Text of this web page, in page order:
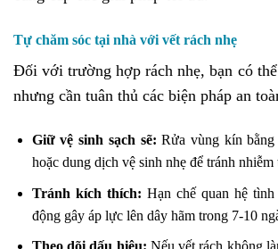
Tự chăm sóc tại nhà với vết rách nhẹ
Đối với trường hợp rách nhẹ, bạn có
nhưng cần tuân thủ các biện pháp an
Giữ vệ sinh sạch sẽ: Rửa vùng kín
hoặc dung dịch vệ sinh nhẹ để tránh nhiễm
Tránh kích thích: Hạn chế quan hệ
động gây áp lực lên dây hãm trong 7-10